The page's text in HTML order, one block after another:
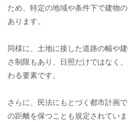
ため、特定の地域や条件下で建物
あります。
同様に、土地に接した道路の幅や
さ制限もあり、日照だけではなく
わる要素です。
さらに、民法にもとづく都市計画
の距離を保つことも規定されてい